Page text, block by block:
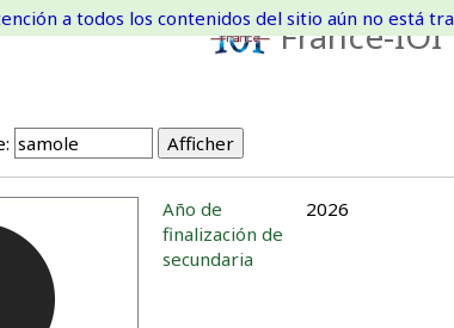
France-IOI
a todos los contenidos del sitio aún no está
Año de
finalización de
secundaria
2026